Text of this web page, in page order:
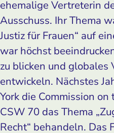
ehemalige Vertreterin
Ausschuss. Ihr Thema
Justiz für Frauen“ auf
war höchst
zu blicken und globales
entwickeln. Nächstes
York die Commission
CSW 70 das Thema
Recht“ behandeln. Das